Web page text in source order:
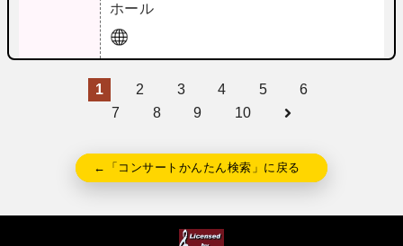
ホール
1 2 3 4 5
6
7
8 9 10
←「コンサートかんたん検索」に戻る